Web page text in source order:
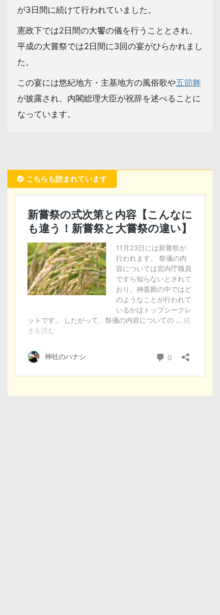
が3日間に続けて行われていました。
憲政下では2日間の大饗の儀を行うこととされ、
平成の大嘗祭では2日間に3回の宴がひらかれまし
た。
この宴には悠紀地方・主基地方の風俗歌や五節舞
が披露され、内閣総理大臣が祝辞を述べることに
なっています。
こちらも読まれています